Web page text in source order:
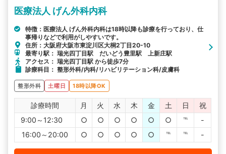
医療法人 げん外科内科
特徴：医療法人 げん外科内科は18時以降も診療を行っており、仕
事帰りなどで利用がしやすいです。
住所：大阪府大阪市東淀川区大桐2丁目20-10
最寄り駅： 瑞光四丁目駅 だいどう豊里駅 上新庄駅
アクセス： 瑞光四丁目駅 から徒歩7分
診療科目： 整形外科/内科/リハビリテーション科/皮膚科
整形外科 土曜日 18時以降OK
診療時間 月 火 水 木 金 土 日
祝
9:00～12:30
○ ○ ○ ○ ○ ○ ℡
-
16:00～20:00
○ ○ ○ ○ ○ ℡ ℡ -